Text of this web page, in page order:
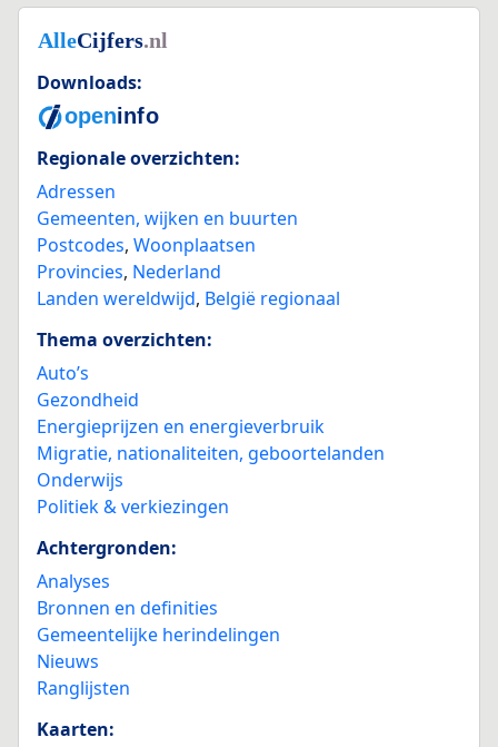
Downloads:
Regionale overzichten:
Adressen
Gemeenten, wijken en buurten
Postcodes, Woonplaatsen
Provincies, Nederland
Landen wereldwijd, België regionaal
Thema overzichten:
Auto’s
Gezondheid
Energieprijzen en energieverbruik
Migratie, nationaliteiten, geboortelanden
Onderwijs
Politiek & verkiezingen
Achtergronden:
Analyses
Bronnen en definities
Gemeentelijke herindelingen
Nieuws
Ranglijsten
Kaarten: